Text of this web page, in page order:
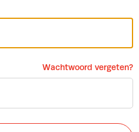
Wachtwoord vergeten?